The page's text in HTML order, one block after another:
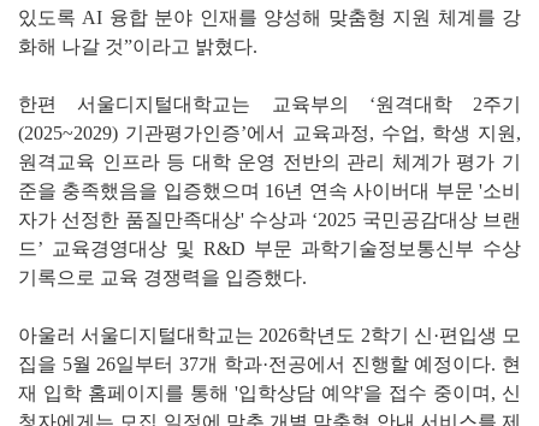
있도록 AI 융합 분야 인재를 양성해 맞춤형 지원 체계를 강
화해 나갈 것”이라고 밝혔다.
한편 서울디지털대학교는 교육부의 ‘원격대학 2주기
(2025~2029) 기관평가인증’에서 교육과정, 수업, 학생 지원,
원격교육 인프라 등 대학 운영 전반의 관리 체계가 평가 기
준을 충족했음을 입증했으며 16년 연속 사이버대 부문 '소비
자가 선정한 품질만족대상' 수상과 ‘2025 국민공감대상 브랜
드’ 교육경영대상 및 R&D 부문 과학기술정보통신부 수상
기록으로 교육 경쟁력을 입증했다.
아울러 서울디지털대학교는 2026학년도 2학기 신·편입생 모
집을 5월 26일부터 37개 학과·전공에서 진행할 예정이다. 현
재 입학 홈페이지를 통해 '입학상담 예약'을 접수 중이며, 신
청자에게는 모집 일정에 맞춘 개별 맞춤형 안내 서비스를 제